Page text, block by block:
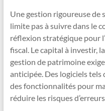
Une gestion rigoureuse de
limite pas à suivre dans le
réflexion stratégique pour
fiscal. Le capital à investir,
gestion de patrimoine
anticipée. Des logiciels
des fonctionnalités pour
réduire les risques